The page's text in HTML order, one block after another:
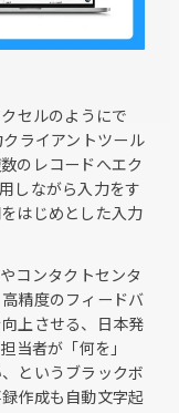
セルのようにで
ライアントツール
のレコードへエク
しながら入力をす
はじめとした入力
コンタクトセンタ
精度のフィードバ
上させる、日本発
当者が「何を」
というブラックボ
作成も自動文字起